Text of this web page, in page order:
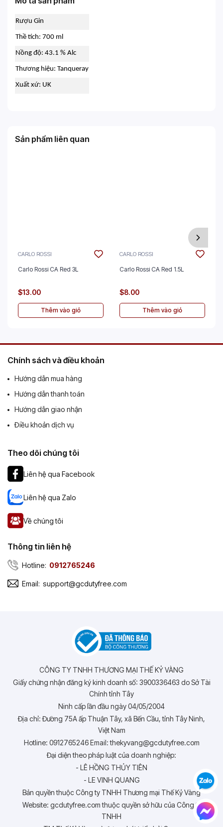
Rượu Gin
Thề tích: 700 ml
Nồng độ: 43.1 % Alc
Thương hiệu: Tanqueray
Xuất xứ: UK
Sản phẩm liên quan
CARLO ROSSI
Carlo Rossi CA Red 3L
$13.00
Thêm vào giỏ
CARLO ROSSI
Carlo Rossi CA Red 1.5L
$8.00
Thêm vào giỏ
Chính sách và điều khoản
Hướng dẫn mua hàng
Hướng dẫn thanh toán
Hướng dẫn giao nhận
Điều khoản dịch vụ
Theo dõi chúng tôi
Liên hệ qua Facebook
Liên hệ qua Zalo
Về chúng tôi
Thông tin liên hệ
Hotline: 0912765246
Email: support@gcdutyfree.com
CÔNG TY TNHH THƯƠNG MẠI THẾ KỶ VÀNG
Giấy chứng nhận đăng ký kinh doanh số: 3900336463 do Sở Tài
Chính tỉnh Tây
Ninh cấp lần đầu ngày 04/05/2004
Địa chỉ: Đường 75A ấp Thuận Tây, xã Bến Cầu, tỉnh Tây Ninh,
Việt Nam
Hotline: 0912765246 Email: thekyvang@gcdutyfree.com
Đại diện theo pháp luật của doanh nghiệp:
- LÊ HỒNG THỦY TIÊN
- LE VINH QUANG
Bản quyền thuộc Công ty TNHH Thương mại Thế Kỷ Vàng
Website: gcdutyfree.com thuộc quyền sở hữu của Công ty
TNHH